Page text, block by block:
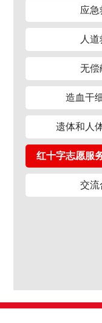
应急
人
无偿
造血干
遗体和人
红十字志愿服
交流